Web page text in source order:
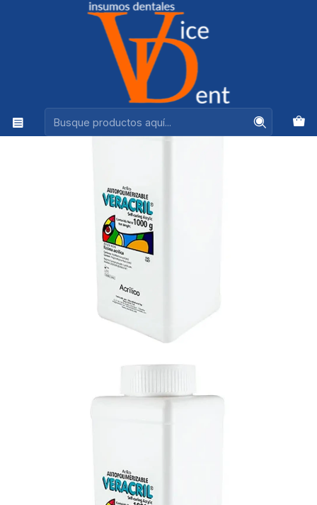
Ventas +56944575313
LABORATORIO ACRILICO VERACRIL VR1 AUTO 1K